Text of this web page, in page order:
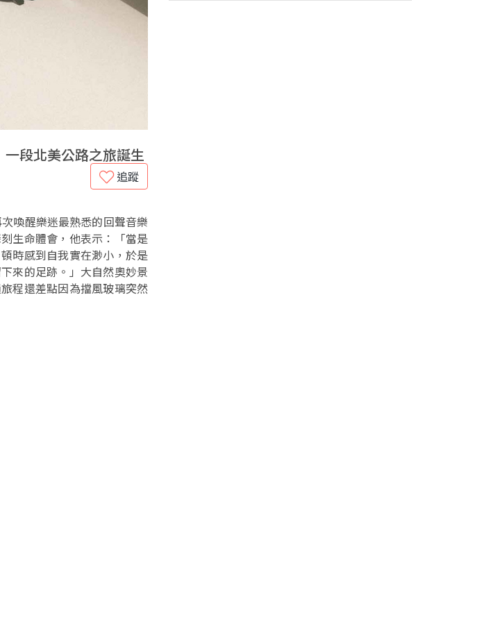
段北美公路之旅誕生
追蹤
喚醒樂迷最熟悉的回聲音樂
生命體會，他表示：「當是
時感到自我實在渺小，於是
來的足跡。」大自然奧妙景
程還差點因為擋風玻璃突然